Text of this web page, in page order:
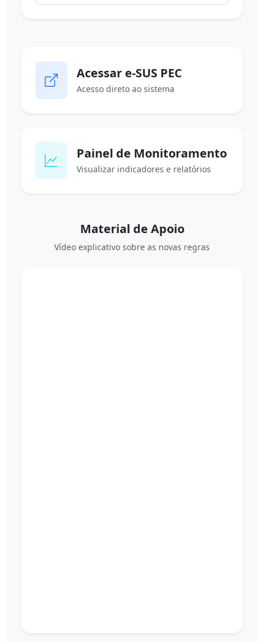
Acessar e-SUS PEC
Acesso direto ao sistema
Painel de Monitoramento
Visualizar indicadores e relatórios
Material de Apoio
Vídeo explicativo sobre as novas regras